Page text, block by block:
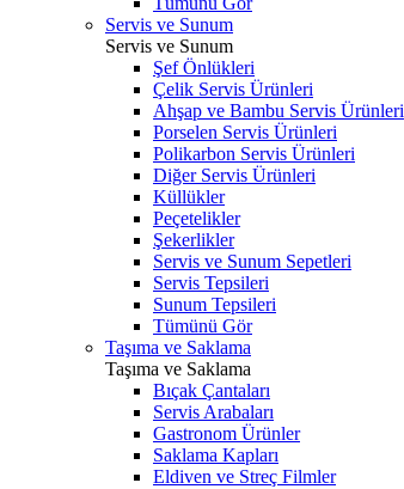
Servis ve Sunum
Servis ve Sunum
Şef Önlükleri
Çelik Servis Ürünleri
Ahşap ve Bambu Servis Ürünleri
Porselen Servis Ürünleri
Polikarbon Servis Ürünleri
Diğer Servis Ürünleri
Küllükler
Peçetelikler
Şekerlikler
Servis ve Sunum Sepetleri
Servis Tepsileri
Sunum Tepsileri
Tümünü Gör
Taşıma ve Saklama
Taşıma ve Saklama
Bıçak Çantaları
Servis Arabaları
Gastronom Ürünler
Saklama Kapları
Eldiven ve Streç Filmler